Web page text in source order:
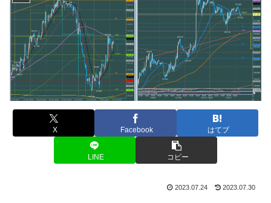
X Facebook はてブ
LINE コピー
2023.07.24 2023.07.30